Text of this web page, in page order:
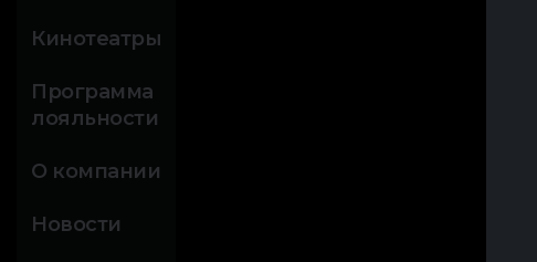
Кинотеатры
Программа
лояльности
О компании
Новости